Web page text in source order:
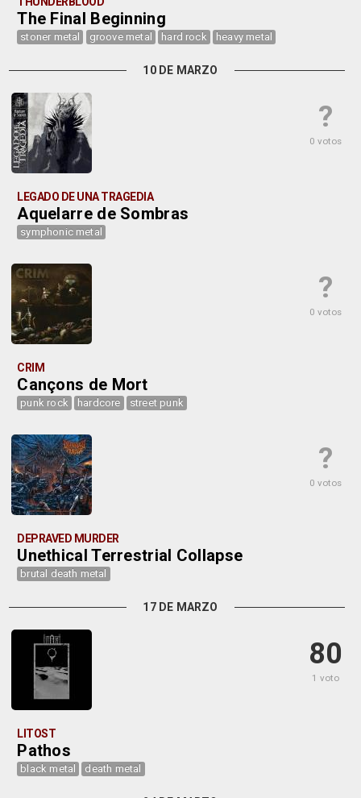
The Final Beginning
stoner metal groove metal hard rock heavy metal
10 DE MARZO
?
0 votos
LEGADO DE UNA TRAGEDIA
Aquelarre de Sombras
symphonic metal
?
0 votos
CRIM
Cançons de Mort
punk rock hardcore street punk
?
0 votos
DEPRAVED MURDER
Unethical Terrestrial Collapse
brutal death metal
17 DE MARZO
80
1 voto
LITOST
Pathos
black metal death metal